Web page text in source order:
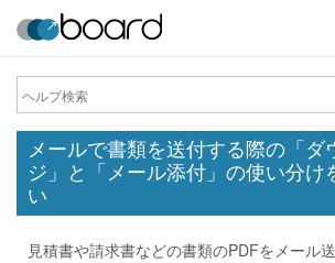
メールで書類を送付する際の「ダ
ジ」と「メール添付」の使い分け
い
見積書や請求書などの書類のPDFをメール